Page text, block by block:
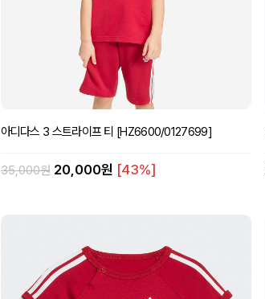
아디다스 3 스트라이프 티 [HZ6600/0127699]
35,000원 20,000원 [43%]